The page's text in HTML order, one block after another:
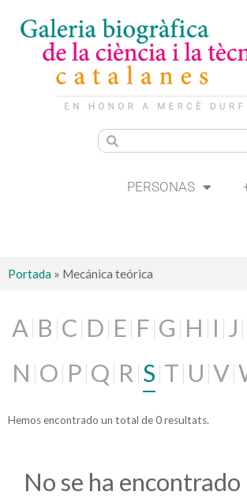
PERSONAS
Portada » Mecánica teórica
A B C D E F G H I J
N O P Q R S T U V
Hemos encontrado un total de 0 resultats.
No se ha encontrado